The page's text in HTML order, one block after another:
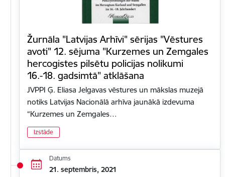
Žurnāla "Latvijas Arhīvi" sērijas "Vēstures
avoti" 12. sējuma "Kurzemes un Zemgales
hercogistes pilsētu policijas nolikumi
16.-18. gadsimtā" atklāšana
JVPPI Ģ. Eliasa Jelgavas vēstures un mākslas muzejā
notiks Latvijas Nacionālā arhīva jaunākā izdevuma
“Kurzemes un Zemgales…
Izstāde
Datums
21. septembris, 2021